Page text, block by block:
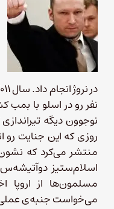
نوجوون دیگه
منتشر می‌کرد که
اسلام‌ستیز
مسلمون‌ها از اروپا
می‌خواست جنبه‌ی